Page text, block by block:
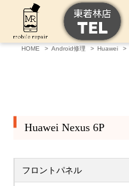
HOME Android修理 Huawei
Huawei Nexus 6P
フロントパネル